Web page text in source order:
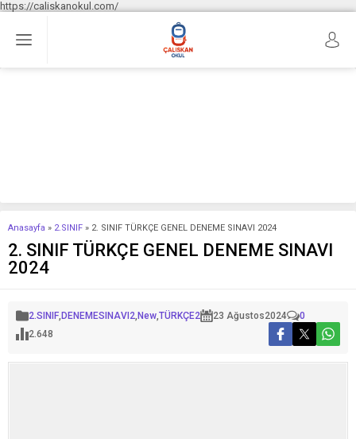
https://caliskanokul.com/
Anasayfa » 2.SINIF » 2. SINIF TÜRKÇE GENEL DENEME SINAVI 2024
2. SINIF TÜRKÇE GENEL DENEME SINAVI
2024
2.SINIF,DENEMESINAVI2,New,TÜRKÇE2 23 Ağustos2024
0
2.648